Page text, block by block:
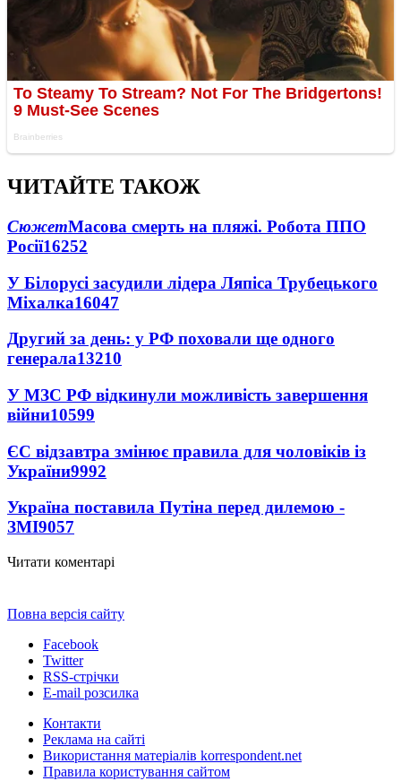
ЧИТАЙТЕ ТАКОЖ
СюжетМасова смерть на пляжі. Робота ППО
Росії16252
У Білорусі засудили лідера Ляпіса Трубецького
Міхалка16047
Другий за день: у РФ поховали ще одного
генерала13210
У МЗС РФ відкинули можливість завершення
війни10599
ЄС відзавтра змінює правила для чоловіків із
України9992
Україна поставила Путіна перед дилемою -
ЗМІ9057
Читати коментарі
Повна версія сайту
Facebook
Twitter
RSS-стрічки
E-mail розсилка
Контакти
Реклама на сайті
Використання матеріалів korrespondent.net
Правила користування сайтом